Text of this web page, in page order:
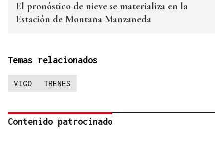
El pronóstico de nieve se materializa en la
Estación de Montaña Manzaneda
Temas relacionados
VIGO TRENES
Contenido patrocinado